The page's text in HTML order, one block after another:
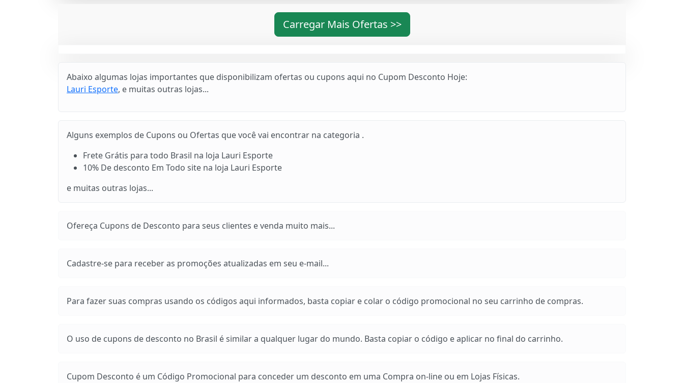
Carregar Mais Ofertas >>
Abaixo algumas lojas importantes que disponibilizam ofertas ou cupons aqui no Cupom Desconto Hoje:
Lauri Esporte, e muitas outras lojas...
Alguns exemplos de Cupons ou Ofertas que você vai encontrar na categoria .
Frete Grátis para todo Brasil na loja Lauri Esporte
10% De desconto Em Todo site na loja Lauri Esporte
e muitas outras lojas...
Ofereça Cupons de Desconto para seus clientes e venda muito mais...
Cadastre-se para receber as promoções atualizadas em seu e-mail...
Para fazer suas compras usando os códigos aqui informados, basta copiar e colar o código promocional no seu carrinho de compras.
O uso de cupons de desconto no Brasil é similar a qualquer lugar do mundo. Basta copiar o código e aplicar no final do carrinho.
Cupom Desconto é um Código Promocional para conceder um desconto em uma Compra on-line ou em Lojas Físicas.